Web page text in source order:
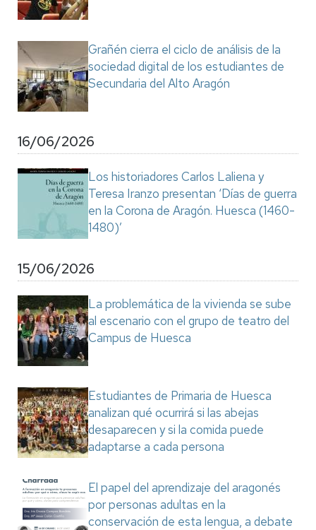
Grañén cierra el ciclo de análisis de la
sociedad digital de los estudiantes de
Secundaria del Alto Aragón
16/06/2026
Los historiadores Carlos Laliena y
Teresa Iranzo presentan ‘Días de guerra
en la Corona de Aragón. Huesca (1460-
1480)’
15/06/2026
La problemática de la vivienda se sube
al escenario con el grupo de teatro del
Campus de Huesca
Estudiantes de Primaria de Huesca
analizan qué ocurrirá si las abejas
desaparecen y si la comida puede
adaptarse a cada persona
El papel del aprendizaje del aragonés
por personas adultas en la
conservación de esta lengua, a debate